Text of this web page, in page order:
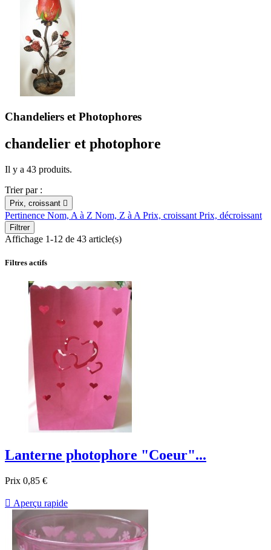
Chandeliers et Photophores
chandelier et photophore
Il y a 43 produits.
Trier par :
Prix, croissant 
Pertinence Nom, A à Z Nom, Z à A Prix, croissant Prix, décroissant
Filtrer
Affichage 1-12 de 43 article(s)
Filtres actifs
Lanterne photophore "Coeur"...
Prix 0,85 €
 Aperçu rapide